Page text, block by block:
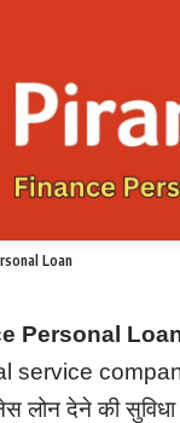
Loan
Personal
service
लोन देने की सुविधा